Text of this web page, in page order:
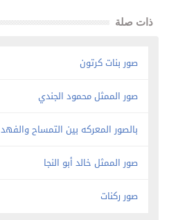
ذات صلة
صور بنات كرتون
صور الممثل محمود الجندي
بالصور المعركه بين التمساح والفهد
صور الممثل خالد أبو النجا
صور ركنات